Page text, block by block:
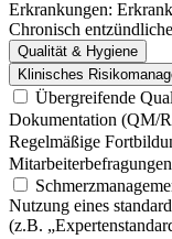
Erkrankungen:
Chronisch
Qualität & Hygiene
Klinisches
Übergreifende
Dokumentation (QM/
Regelmäßige
Mitarbeiterbefragungen
Nutzung eines
(z.B.